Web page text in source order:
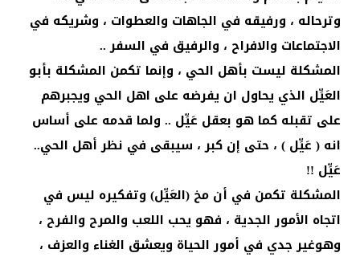
وترحاله ، ورفيقه في الجاهات والعطوات ، وشريكه في
الاجتماعات والافراح ، والرفيق في السفر ..
المشكلة ليست بأهل الحي ، وإنما تكمن المشكلة بأبو
العَيِّل الذي يحاول ان يفرضه على اهل الحي ويجبرهم
على تقبله كما هو بعقل عَيِّل .. ولما قدمه على أساس
انه ( عَيِّل ) ، حتى إن كبر ، سيبقى في نظر أهل الحي..
عَيِّل !!
المشكلة تكمن في أن مخ (العَيِّل) وتفكيره ليس في
اتجاه الأمور الجدية ، فهو يحب اللعب والمرح والفرح ،
وهوغير جدي في أمور الحياة ويعشق الغناء والعزف ،